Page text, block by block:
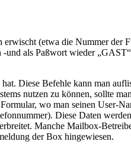
(etwa die Nummer der
-und als Paßwort wieder
Diese Befehle kann man
nutzen zu können, sollte
wo man seinen User-
Diese Daten
Manche Mailbox-
der Box hingewiesen.